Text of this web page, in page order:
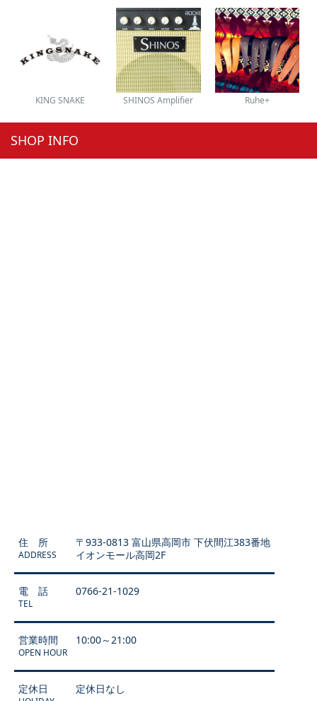
KING SNAKE SHINOS Amplifier Ruhe+
SHOP INFO
住 所
ADDRESS
〒933-0813 富山県高岡市 下伏間江383番地
イオンモール高岡2F
電 話
TEL
0766-21-1029
営業時間
OPEN HOUR
10:00～21:00
定休日 定休日なし